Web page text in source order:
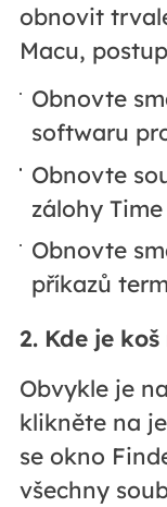
obnovit
Macu,
Obnovte
softwaru
Obnovte
zálohy
Obnovte
příkazů
2. Kde je
Obvykle je
klikněte na
se okno
všechny